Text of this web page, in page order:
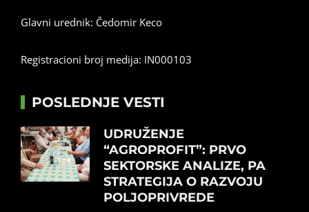
Glavni urednik: Čedomir Keco
Registracioni broj medija: IN000103
POSLEDNJE VESTI
UDRUŽENJE
“AGROPROFIT”: PRVO
SEKTORSKE ANALIZE, PA
STRATEGIJA O RAZVOJU
POLJOPRIVREDE